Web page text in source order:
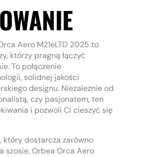
Aero M21eLTD 2025 to
którzy pragną łączyć
To połączenie
solidnej jakości
designu. Niezależnie od
czy pasjonatem, ten
i pozwoli Ci cieszyć się
który dostarcza zarówno
szosie, Orbea Orca Aero